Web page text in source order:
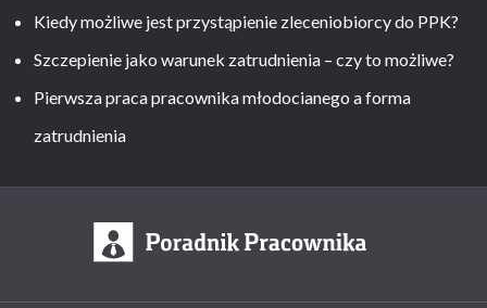
Kiedy możliwe jest przystąpienie zleceniobiorcy do PPK?
Szczepienie jako warunek zatrudnienia – czy to możliwe?
Pierwsza praca pracownika młodocianego a forma
zatrudnienia